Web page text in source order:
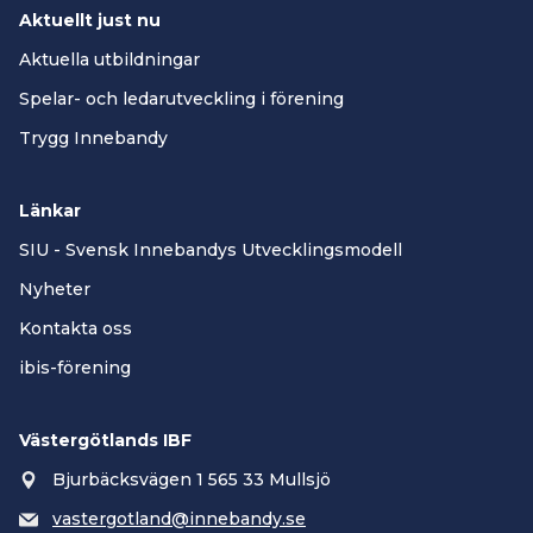
Aktuellt just nu
Aktuella utbildningar
Spelar- och ledarutveckling i förening
Trygg Innebandy
Länkar
SIU - Svensk Innebandys Utvecklingsmodell
Nyheter
Kontakta oss
ibis-förening
Västergötlands IBF
Bjurbäcksvägen 1 565 33 Mullsjö
vastergotland@innebandy.se